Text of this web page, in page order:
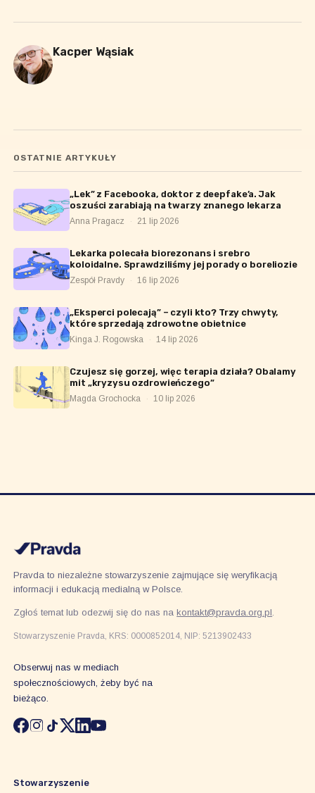
Kacper Wąsiak
OSTATNIE ARTYKUŁY
„Lek” z Facebooka, doktor z deepfake’a. Jak
oszuści zarabiają na twarzy znanego lekarza
Anna Pragacz · 21 lip 2026
Lekarka polecała biorezonans i srebro
koloidalne. Sprawdziliśmy jej porady o boreliozie
Zespół Pravdy · 16 lip 2026
„Eksperci polecają” – czyli kto? Trzy chwyty,
które sprzedają zdrowotne obietnice
Kinga J. Rogowska · 14 lip 2026
Czujesz się gorzej, więc terapia działa? Obalamy
mit „kryzysu ozdrowieńczego”
Magda Grochocka · 10 lip 2026
Pravda to niezależne stowarzyszenie zajmujące się weryfikacją
informacji i edukacją medialną w Polsce.
Zgłoś temat lub odezwij się do nas nakontakt@pravda.org.pl
Stowarzyszenie Pravda, KRS: 0000852014, NIP: 5213902433
Obserwuj nas w mediach
społecznościowych, żeby być na
bieżąco.
Stowarzyszenie